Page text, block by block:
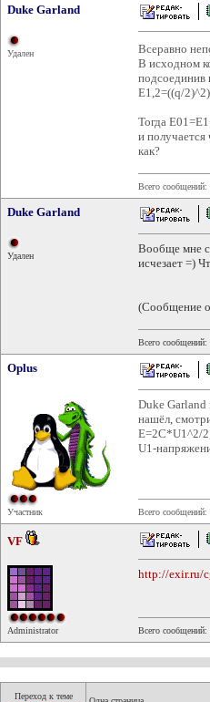
Duke Garland
Удален Всеравно
В исходном
подсоединив
E1,2=((q/
Тогда
и
как?
Всего сообщений:
Duke Garland
Удален
Вообще мне
исчезает =)
(Сообщение
Всего сообщений:
Oplus
Участник
Duke Garland
нашёл,
E=2C*U1^2/
U1-
Всего сообщений:
VF
Administrator
http://exir.ru/
Всего сообщений:
Переход к теме